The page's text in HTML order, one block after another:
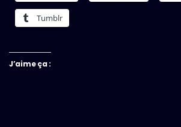
Tumblr
J’aime ça :